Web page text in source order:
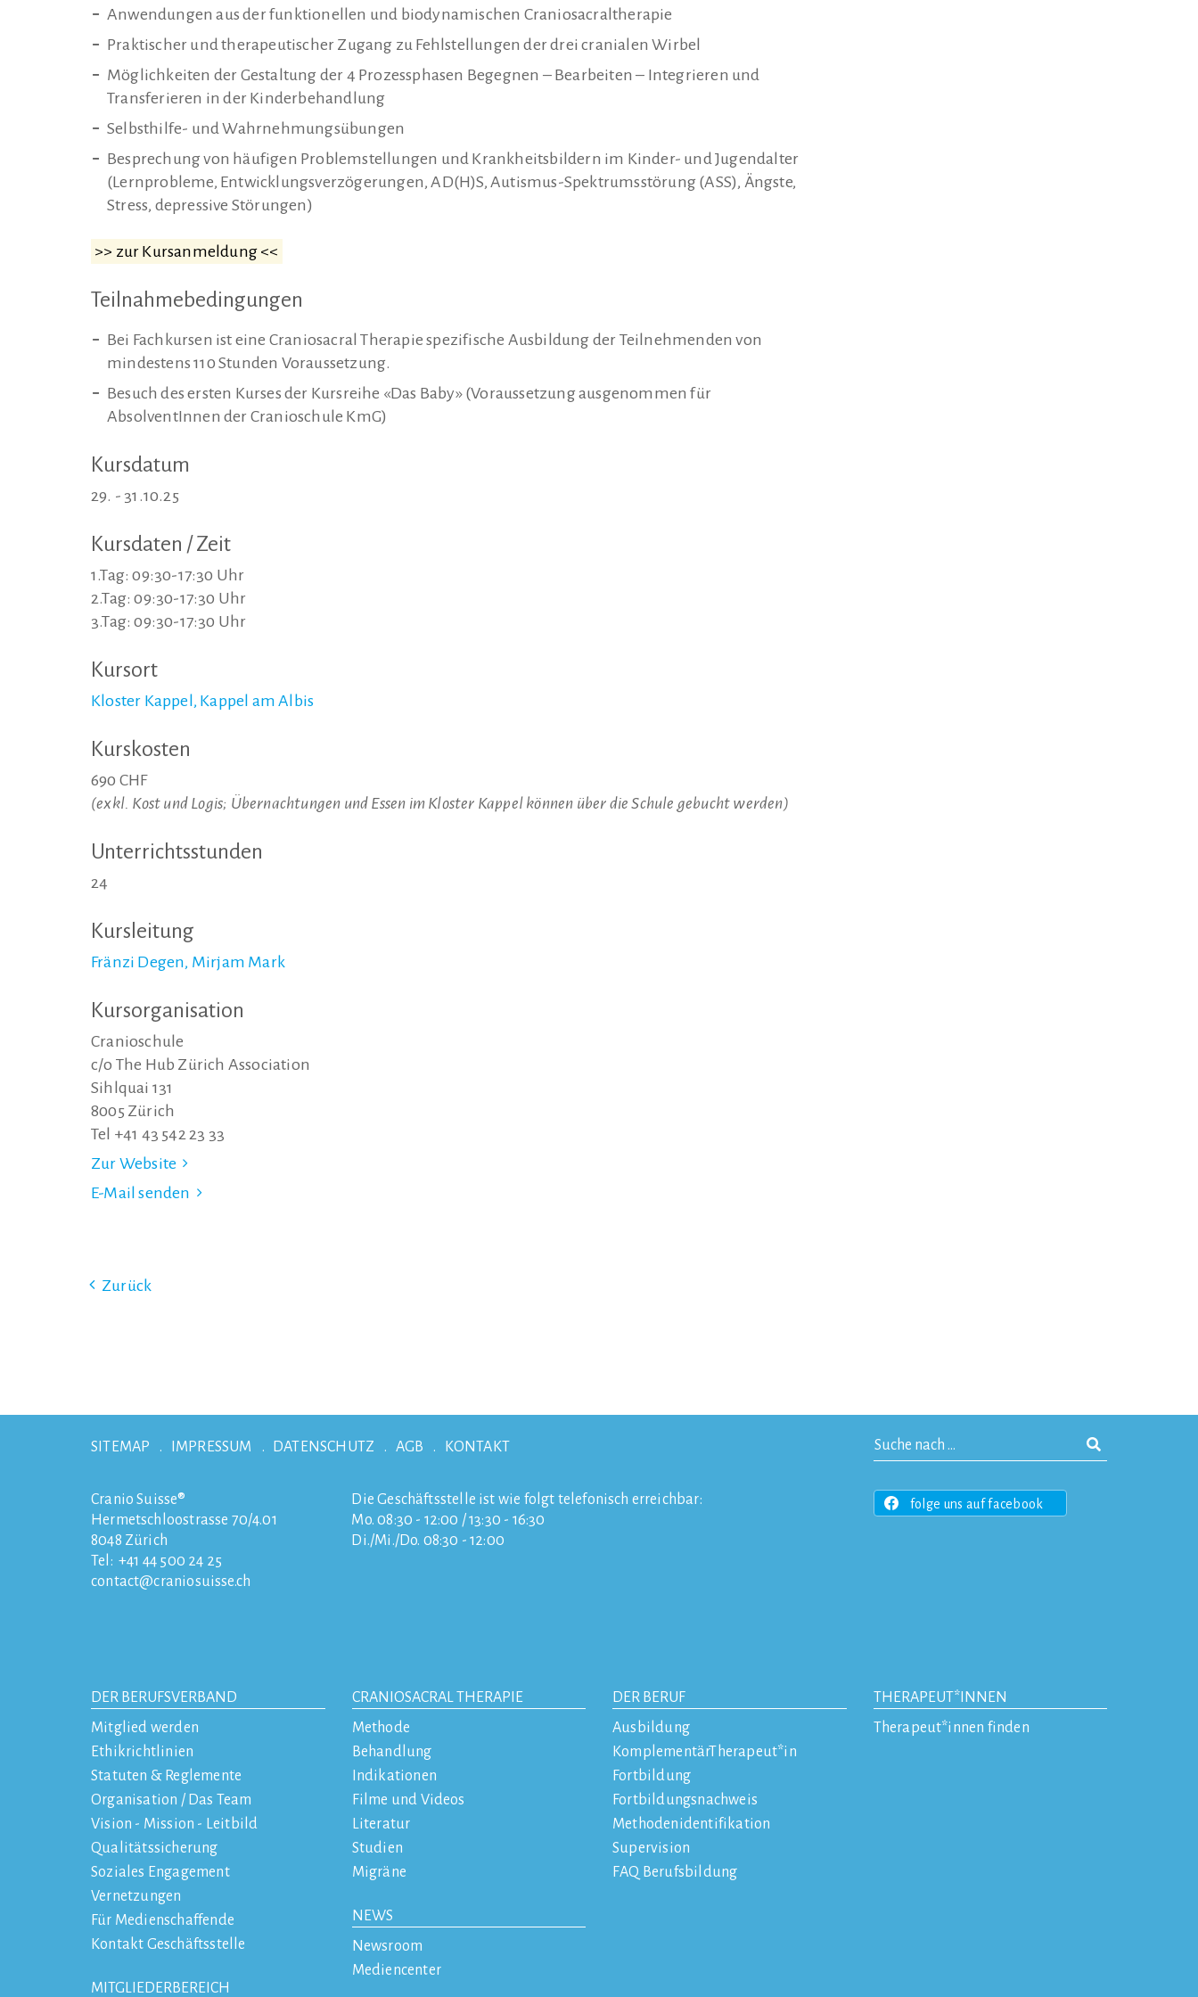
Anwendungen aus der funktionellen und biodynamischen Craniosacraltherapie
Praktischer und therapeutischer Zugang zu Fehlstellungen der drei cranialen Wirbel
Möglichkeiten der Gestaltung der 4 Prozessphasen Begegnen – Bearbeiten – Integrieren und
Transferieren in der Kinderbehandlung
Selbsthilfe- und Wahrnehmungsübungen
Besprechung von häufigen Problemstellungen und Krankheitsbildern im Kinder- und Jugendalter
(Lernprobleme, Entwicklungsverzögerungen, AD(H)S, Autismus-Spektrumsstörung (ASS), Ängste,
Stress, depressive Störungen)
>> zur Kursanmeldung <<
Teilnahmebedingungen
Bei Fachkursen ist eine Craniosacral Therapie spezifische Ausbildung der Teilnehmenden von
mindestens 110 Stunden Voraussetzung.
Besuch des ersten Kurses der Kursreihe «Das Baby» (Voraussetzung ausgenommen für
AbsolventInnen der Cranioschule KmG)
Kursdatum
29. - 31.10.25
Kursdaten / Zeit
1.Tag: 09:30-17:30 Uhr
2.Tag: 09:30-17:30 Uhr
3.Tag: 09:30-17:30 Uhr
Kursort
Kloster Kappel, Kappel am Albis
Kurskosten
690 CHF
(exkl. Kost und Logis; Übernachtungen und Essen im Kloster Kappel können über die Schule gebucht werden)
Unterrichtsstunden
24
Kursleitung
Fränzi Degen, Mirjam Mark
Kursorganisation
Cranioschule
c/o The Hub Zürich Association
Sihlquai 131
8005 Zürich
Tel +41 43 542 23 33
Zur Website
E-Mail senden
Zurück
SITEMAP IMPRESSUM DATENSCHUTZ AGB KONTAKT
Cranio Suisse®
Hermetschloostrasse 70/4.01
8048 Zürich
Tel: +41 44 500 24 25
contact
craniosuisse.ch
Die Geschäftsstelle ist wie folgt telefonisch erreichbar:
Mo. 08:30 - 12:00 / 13:30 - 16:30
Di./Mi./Do. 08:30 - 12:00
folge uns auf facebook
DER BERUFSVERBAND
Mitglied werden
Ethikrichtlinien
Statuten & Reglemente
Organisation / Das Team
Vision - Mission - Leitbild
Qualitätssicherung
Soziales Engagement
Vernetzungen
Für Medienschaffende
Kontakt Geschäftsstelle
MITGLIEDERBEREICH
CRANIOSACRAL THERAPIE
Methode
Behandlung
Indikationen
Filme und Videos
Literatur
Studien
Migräne
NEWS
Newsroom
Mediencenter
DER BERUF
Ausbildung
KomplementärTherapeut*in
Fortbildung
Fortbildungsnachweis
Methodenidentifikation
Supervision
FAQ Berufsbildung
THERAPEUT*INNEN
Therapeut*innen finden